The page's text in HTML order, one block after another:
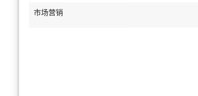
市场营销
di questa città. Inoltre, il Campanile
.
complessi orologi astronomici al
diventa la scena di un affascinante
rappresentano scene bibliche,